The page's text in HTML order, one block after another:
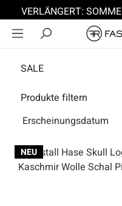
Zum Hauptinhalt springen
VERLÄNGERT:
SALE
Produkte filtern
NEU